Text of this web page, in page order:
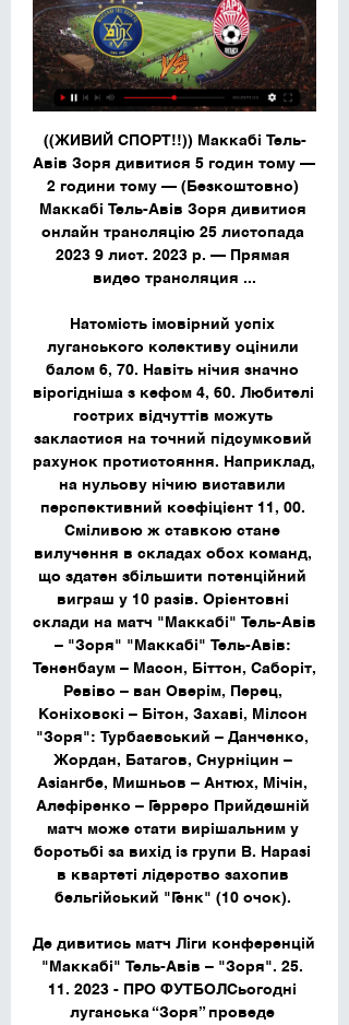
((ЖИВИЙ СПОРТ!!)) Маккабі Тель-
Авів Зоря дивитися 5 годин тому —
2 години тому — (Безкоштовно)
Маккабі Тель-Авів Зоря дивитися
онлайн трансляцію 25 листопада
2023 9 лист. 2023 р. — Прямая
видео трансляция ...
Натомість імовірний успіх
луганського колективу оцінили
балом 6, 70. Навіть нічия значно
вірогідніша з кефом 4, 60. Любителі
гострих відчуттів можуть
закластися на точний підсумковий
рахунок протистояння. Наприклад,
на нульову нічию виставили
перспективний коефіцієнт 11, 00.
Сміливою ж ставкою стане
вилучення в складах обох команд,
що здатен збільшити потенційний
виграш у 10 разів. Орієнтовні
склади на матч "Маккабі" Тель-Авів
– "Зоря" "Маккабі" Тель-Авів:
Тененбаум – Масон, Біттон, Саборіт,
Ревіво – ван Оверім, Перец,
Коніховскі – Бітон, Захаві, Мілсон
"Зоря": Турбаєвський – Данченко,
Жордан, Батагов, Снурніцин –
Азіангбе, Мишньов – Антюх, Мічін,
Алефіренко – Герреро Прийдешній
матч може стати вирішальним у
боротьбі за вихід із групи B. Наразі
в квартеті лідерство захопив
бельгійський "Генк" (10 очок).
Де дивитись матч Ліги конференцій
"Маккабі" Тель-Авів – "Зоря". 25.
11. 2023 - ПРО ФУТБОЛСьогодні
луганська “Зоря” проведе